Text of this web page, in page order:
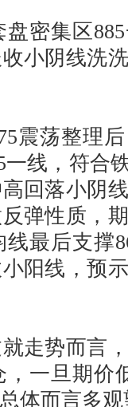
密集区885
小阴线洗
荡整理后
线，符合
回落小阴
弹性质，
最后支撑
阳线，预
势而言，
一旦期价
体而言多